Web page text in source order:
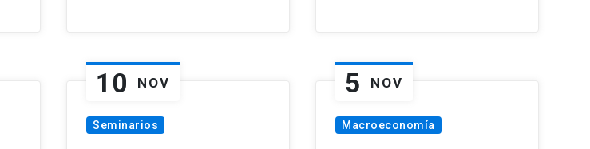
10 NOV
Seminarios
5 NOV
Macroeconomía